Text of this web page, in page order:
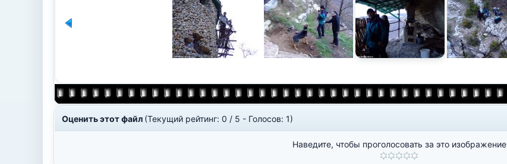
Оценить этот файл (Текущий рейтинг: 0 / 5 - Голосов: 1)
Наведите, чтобы проголосовать за это изображение